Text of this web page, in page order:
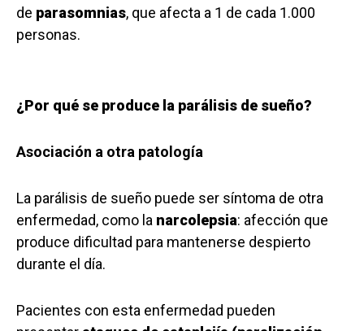
de parasomnias, que afecta a 1 de cada 1.000
personas.
¿Por qué se produce la parálisis de sueño?
Asociación a otra patología
La parálisis de sueño puede ser síntoma de otra
enfermedad, como la narcolepsia: afección que
produce dificultad para mantenerse despierto
durante el día.
Pacientes con esta enfermedad pueden